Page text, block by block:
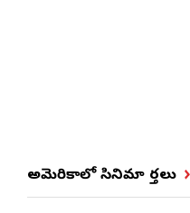
అమెరికాలో సినిమా వార్తలు